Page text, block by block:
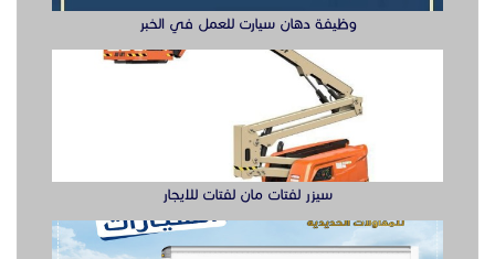
تصنيع صناديق وهياكل سيارات الشرقية